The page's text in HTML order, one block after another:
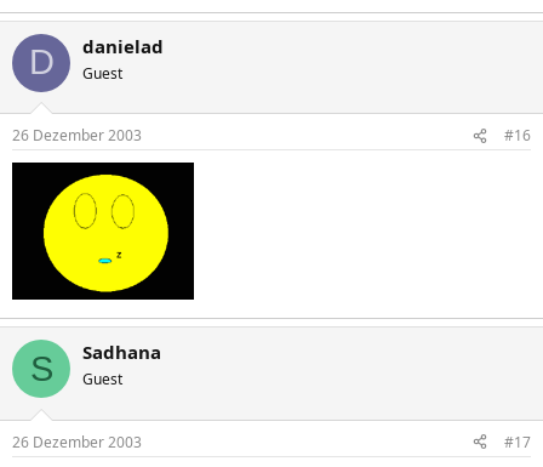
D danielad
Guest
26 Dezember 2003 #16
S Sadhana
Guest
26 Dezember 2003 #17